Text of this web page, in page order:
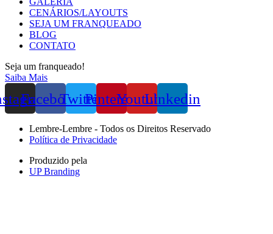
CENÁRIOS/LAYOUTS
SEJA UM FRANQUEADO
BLOG
CONTATO
Seja um franqueado!
Saiba Mais
FacebookTwitterPinterestYoutubeLinkedin
Lembre-Lembre - Todos os Direitos Reservado
Política de Privacidade
Produzido pela
UP Branding